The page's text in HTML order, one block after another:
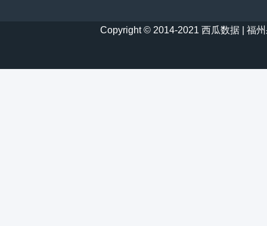
Copyright © 2014-2021 西瓜数据 | 福